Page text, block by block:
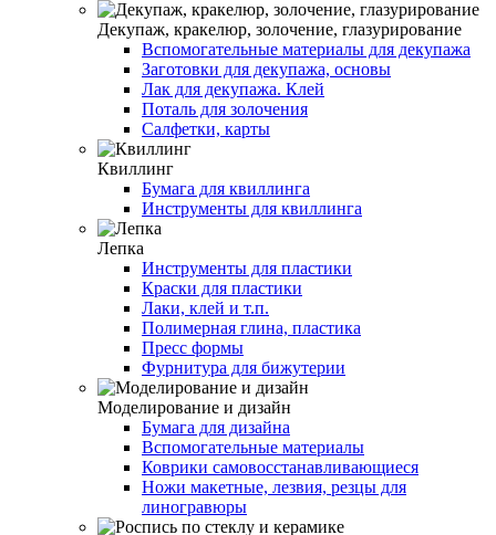
Декупаж, кракелюр, золочение, глазурирование
Вспомогательные материалы для декупажа
Заготовки для декупажа, основы
Лак для декупажа. Клей
Поталь для золочения
Салфетки, карты
Квиллинг
Бумага для квиллинга
Инструменты для квиллинга
Лепка
Инструменты для пластики
Краски для пластики
Лаки, клей и т.п.
Полимерная глина, пластика
Пресс формы
Фурнитура для бижутерии
Моделирование и дизайн
Бумага для дизайна
Вспомогательные материалы
Коврики самовосстанавливающиеся
Ножи макетные, лезвия, резцы для
линогравюры